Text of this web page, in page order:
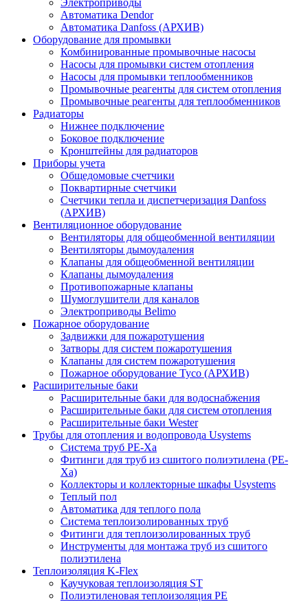
Электроприводы
Автоматика Dendor
Автоматика Danfoss (АРХИВ)
Оборудование для промывки
Комбинированные промывочные насосы
Насосы для промывки систем отопления
Насосы для промывки теплообменников
Промывочные реагенты для систем отопления
Промывочные реагенты для теплообменников
Радиаторы
Нижнее подключение
Боковое подключение
Кронштейны для радиаторов
Приборы учета
Общедомовые счетчики
Поквартирные счетчики
Счетчики тепла и диспетчеризация Danfoss
(АРХИВ)
Вентиляционное оборудование
Вентиляторы для общеобменной вентиляции
Вентиляторы дымоудаления
Клапаны для общеобменной вентиляции
Клапаны дымоудаления
Противопожарные клапаны
Шумоглушители для каналов
Электроприводы Belimo
Пожарное оборудование
Задвижки для пожаротушения
Затворы для систем пожаротушения
Клапаны для систем пожаротушения
Пожарное оборудование Tyco (АРХИВ)
Расширительные баки
Расширительные баки для водоснабжения
Расширительные баки для систем отопления
Расширительные баки Wester
Трубы для отопления и водопровода Usystems
Система труб PE-Xa
Фитинги для труб из сшитого полиэтилена (PE-
Xa)
Коллекторы и коллекторные шкафы Usystems
Теплый пол
Автоматика для теплого пола
Система теплоизолированных труб
Фитинги для теплоизолированных труб
Инструменты для монтажа труб из сшитого
полиэтилена
Теплоизоляция K-Flex
Каучуковая теплоизоляция ST
Полиэтиленовая теплоизоляция PE